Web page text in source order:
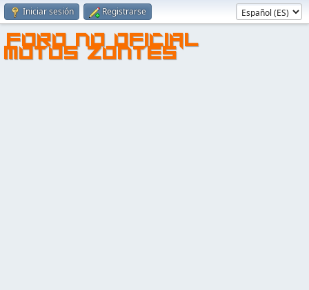
Iniciar sesión Registrarse
FORO NO OFICIAL
MOTOS ZONTES